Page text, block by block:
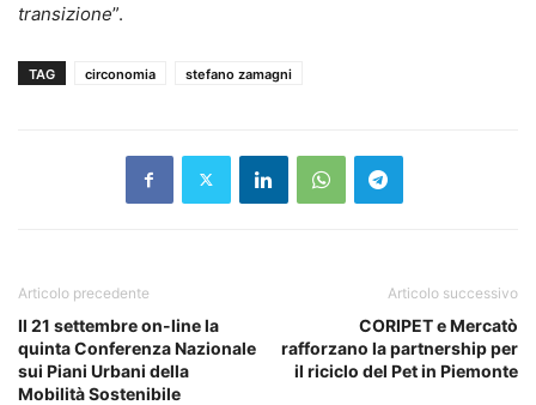
transizione”.
TAG circonomia stefano zamagni
Articolo precedente
Il 21 settembre on-line la
quinta Conferenza Nazionale
sui Piani Urbani della
Mobilità Sostenibile
Articolo successivo
CORIPET e Mercatò
rafforzano la partnership per
il riciclo del Pet in Piemonte